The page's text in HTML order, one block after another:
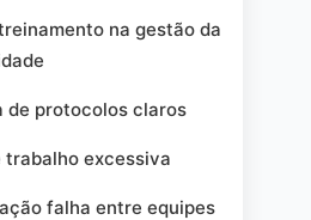
na gestão da
de protocolos claros
trabalho excessiva
falha entre equipes